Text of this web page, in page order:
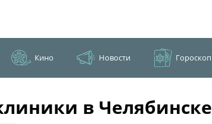
Кино Новости Гороскоп
в Челябинске